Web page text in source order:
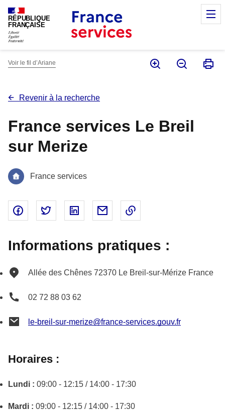
RÉPUBLIQUE
FRANÇAISE
Voir le fil d’Ariane
Revenir à la recherche
France services Le Breil
sur Merize
France services
Partager sur Facebook - nouvelle fenêtre
Partager sur Twitter - nouvelle fenêtre
Partager sur Linked In - nouvelle
Partager par email - nouvelle
Informations pratiques :
Allée des Chênes 72370 Le Breil-sur-Mérize France
02 72 88 03 62
le-breil-sur-merize@france-services.gouv.fr
Horaires :
Lundi : 09:00 - 12:15 / 14:00 - 17:30
Mardi : 09:00 - 12:15 / 14:00 - 17:30